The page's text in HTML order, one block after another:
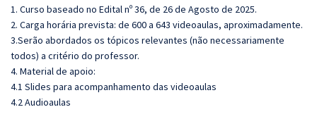
1. Curso baseado no Edital nº 36, de 26 de Agosto de 2025.
2. Carga horária prevista: de 600 a 643 videoaulas, aproximadamente.
3.Serão abordados os tópicos relevantes (não necessariamente
todos) a critério do professor.
4. Material de apoio:
4.1 Slides para acompanhamento das videoaulas
4.2 Audioaulas